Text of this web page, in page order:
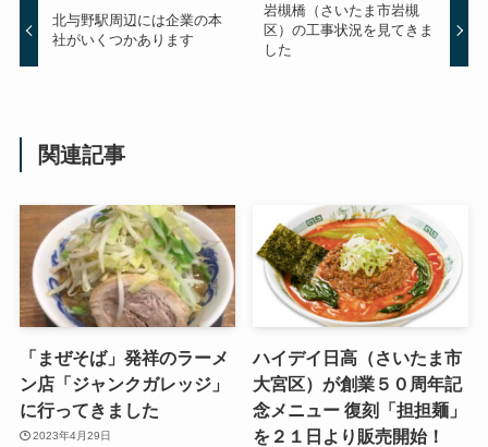
北与野駅周辺には企業の本
社がいくつかあります
岩槻橋（さいたま市岩槻
区）の工事状況を見てきま
した
関連記事
「まぜそば」発祥のラーメ
ン店「ジャンクガレッジ」
に行ってきました
2023年4月29日
ハイデイ日高（さいたま市
大宮区）が創業５０周年記
念メニュー 復刻「担担麺」
を２１日より販売開始！